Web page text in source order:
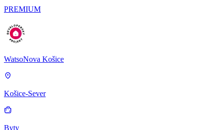
PREMIUM
WatsoNova Košice
Košice-Sever
Byty